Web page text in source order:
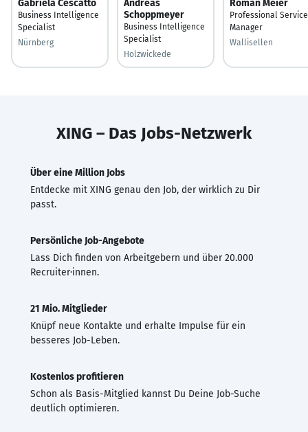
Gabriela Cescatto
Business Intelligence
Specialist
Nürnberg
Andreas
Schoppmeyer
Business Intelligence
Specialist
Holzwickede
Roman Meier
Professional
Manager
Wallisellen
XING – Das Jobs-Netzwerk
Über eine Million Jobs
Entdecke mit XING genau den Job, der wirklich zu Dir
passt.
Persönliche Job-Angebote
Lass Dich finden von Arbeitgebern und über 20.000
Recruiter·innen.
21 Mio. Mitglieder
Knüpf neue Kontakte und erhalte Impulse für ein
besseres Job-Leben.
Kostenlos profitieren
Schon als Basis-Mitglied kannst Du Deine Job-Suche
deutlich optimieren.